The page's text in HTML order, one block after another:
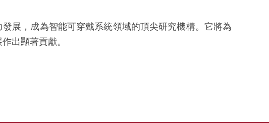
展，成為智能可穿戴系統領域的頂尖研究機構。它將為
出顯著貢獻。